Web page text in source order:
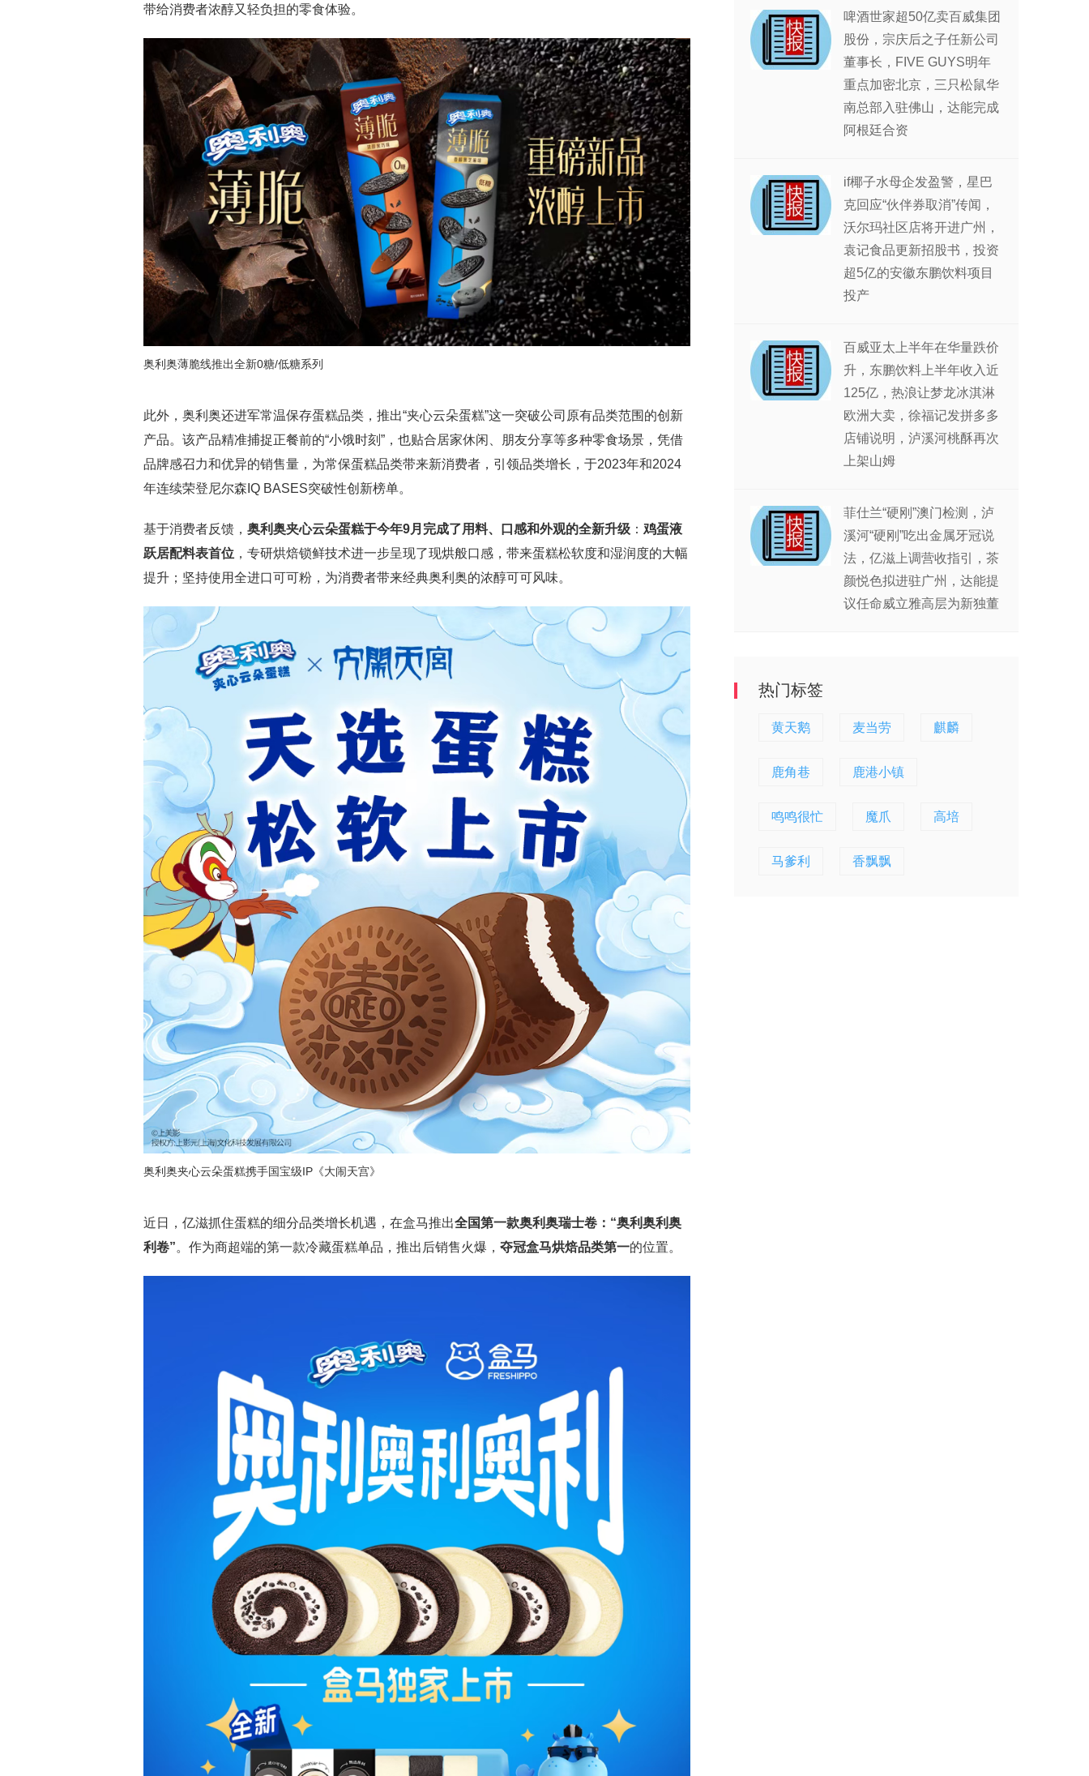
带给消费者浓醇又轻负担的零食体验。
奥利奥薄脆线推出全新0糖/低糖系列
此外，奥利奥还进军常温保存蛋糕品类，推出“夹心云朵蛋糕”这一突破公司原有品类范围的创新
产品。该产品精准捕捉正餐前的“小饿时刻”，也贴合居家休闲、朋友分享等多种零食场景，凭借
品牌感召力和优异的销售量，为常保蛋糕品类带来新消费者，引领品类增长，于2023年和2024
年连续荣登尼尔森IQ BASES突破性创新榜单。
基于消费者反馈， 奥利奥夹心云朵蛋糕于今年9月完成了用料、口感和外观的全新升级 ： 鸡蛋液
跃居配料表首位 ，专研烘焙锁鲜技术进一步呈现了现烘般口感，带来蛋糕松软度和湿润度的大幅
提升；坚持使用全进口可可粉，为消费者带来经典奥利奥的浓醇可可风味。
奥利奥夹心云朵蛋糕携手国宝级IP《大闹天宫》
近日，亿滋抓住蛋糕的细分品类增长机遇，在盒马推出全国第一款奥利奥瑞士卷：“奥利奥利奥
利卷”。作为商超端的第一款冷藏蛋糕单品，推出后销售火爆， 夺冠盒马烘焙品类第一的位置。
啤酒世家超50亿卖百威集团
股份，宗庆后之子任新公司
董事长，FIVE GUYS明年
重点加密北京，三只松鼠华
南总部入驻佛山，达能完成
阿根廷合资
if椰子水母企发盈警，星巴
克回应“伙伴券取消”传闻，
沃尔玛社区店将开进广州，
袁记食品更新招股书，投资
超5亿的安徽东鹏饮料项目
投产
百威亚太上半年在华量跌价
升，东鹏饮料上半年收入近
125亿，热浪让梦龙冰淇淋
欧洲大卖，徐福记发拼多多
店铺说明，泸溪河桃酥再次
上架山姆
菲仕兰“硬刚”澳门检测，泸
溪河“硬刚”吃出金属牙冠说
法，亿滋上调营收指引，茶
颜悦色拟进驻广州，达能提
议任命威立雅高层为新独董
热门标签
黄天鹅 麦当劳 麒麟
鹿角巷 鹿港小镇
鸣鸣很忙 魔爪 高培
马爹利 香飘飘